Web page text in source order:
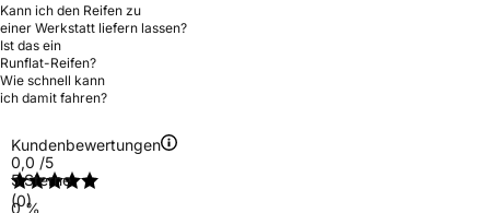
Kann ich den Reifen zu
einer Werkstatt liefern lassen?
Ist das ein
Runflat-Reifen?
Wie schnell kann
ich damit fahren?
Kundenbewertungen
0,0 /5
(0)
5 Sterne
0 %